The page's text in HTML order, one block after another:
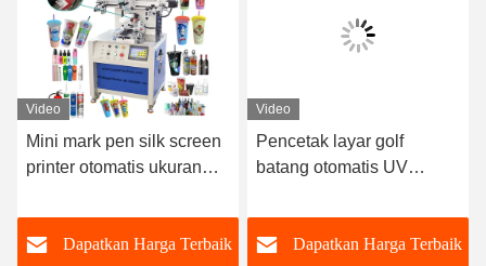
Video
Mini mark pen silk screen
printer otomatis ukuran
pena bola cangkir kurva
mesin pencetakan layar
Dapatkan Harga Terbaik
Video
Pencetak layar golf
batang otomatis UV
mesin cetak layar sutra
untuk batang ikan
Dapatkan Harga Terbaik